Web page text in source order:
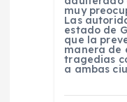
muy
Las
estado de
que la
manera de
tragedias
a ambas